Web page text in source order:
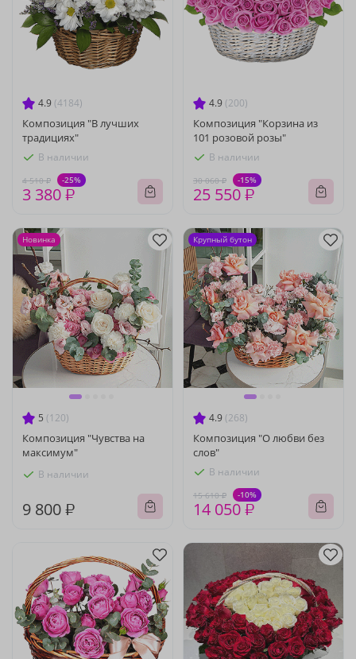
4.9 (4184)
Композиция "В лучших
традициях"
В наличии
4 510 ₽ -25%
3 380 ₽
4.9 (200)
Композиция "Корзина из
101 розовой розы"
В наличии
30 060 ₽ -15%
25 550 ₽
5 (120)
Композиция "Чувства на
максимум"
В наличии
9 800 ₽
Новинка
4.9 (268)
Композиция "О любви без
слов"
В наличии
15 610 ₽ -10%
14 050 ₽
Крупный бутон